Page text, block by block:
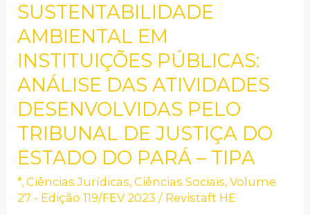
SUSTENTABILIDADE
AMBIENTAL EM
INSTITUIÇÕES PÚBLICAS:
ANÁLISE DAS ATIVIDADES
DESENVOLVIDAS PELO
TRIBUNAL DE JUSTIÇA DO
ESTADO DO PARÁ – TIPA
*,Ciências Jurídicas,Ciências Sociais,Volume
27 - Edição 119/FEV 2023 / Revistaft HE
SUSTENTABILIDADE
AMBIENTAL
EM
INSTITUIÇÕES
PÚBLICAS:
ANÁLISE
DAS
ATIVIDADES
DESENVOLVIDAS
PELO